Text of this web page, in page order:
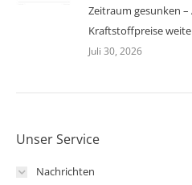
Zeitraum gesunken –
Kraftstoffpreise
Juli 30, 2026
Unser Service
Nachrichten